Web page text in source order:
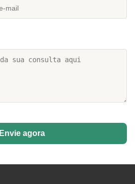
Envie agora